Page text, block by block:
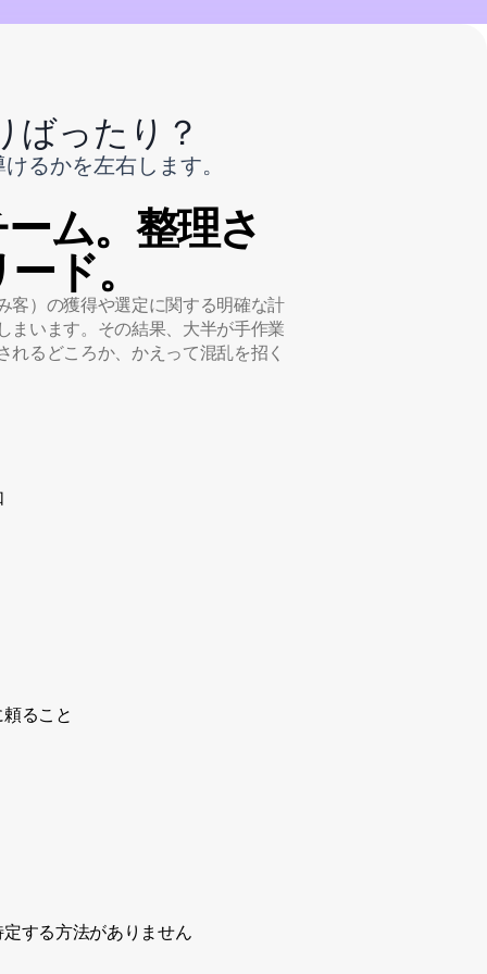
ばったり？
るかを左右します。
ム。整理さ
ド。
客）の獲得や選定に関する明確な計
まいます。その結果、大半が手作業
るどころか、かえって混乱を招く
ること
する方法がありません